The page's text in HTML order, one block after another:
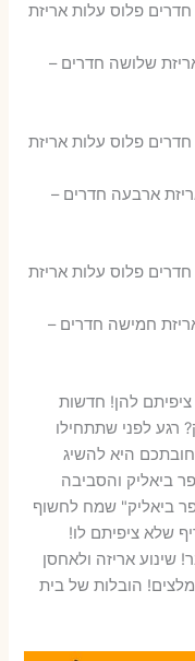
כמה תעלה הובלה דירה בכפר ביאליק 3 חדרים פלוס עלות אריזת
ש"ח שירותי אריזת שלושה חדרים –
כמה תעלה הובלה דירה בכפר ביאליק 4 חדרים פלוס עלות אריזת
ש"ח שירותי אריזת ארבעה חדרים –
כמה תעלה הובלה דירה בכפר ביאליק 5 חדרים פלוס עלות אריזת
ש"ח שירותי אריזת חמישה חדרים –
ציפיתם להן! חדשות
רגע לפני שתתחילו
היא להשיג
ביאליק והסביבה
ביאליק" שמח לחשוף
שלא ציפיתם לו!
שינוע אריזה ולאחסן
הובלות של בית